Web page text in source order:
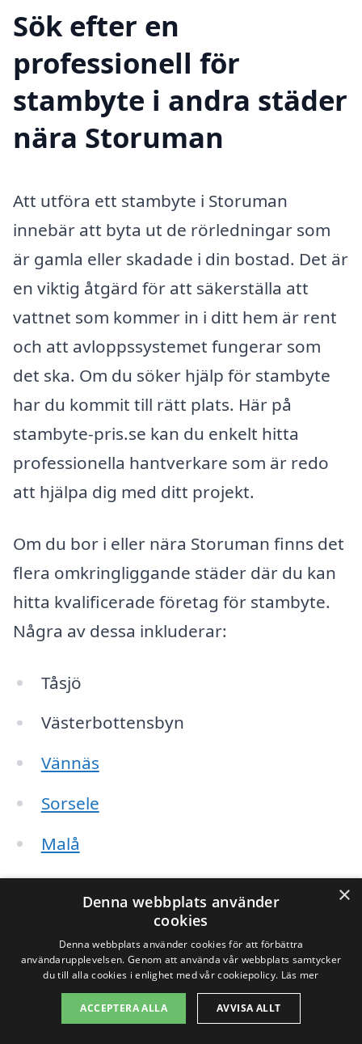
Sök efter en
professionell för
stambyte i andra städer
nära Storuman
Att utföra ett stambyte i Storuman
innebär att byta ut de rörledningar som
är gamla eller skadade i din bostad. Det är
en viktig åtgärd för att säkerställa att
vattnet som kommer in i ditt hem är rent
och att avloppssystemet fungerar som
det ska. Om du söker hjälp för stambyte
har du kommit till rätt plats. Här på
stambyte-pris.se kan du enkelt hitta
professionella hantverkare som är redo
att hjälpa dig med ditt projekt.
Om du bor i eller nära Storuman finns det
flera omkringliggande städer där du kan
hitta kvalificerade företag för stambyte.
Några av dessa inkluderar:
Tåsjö
Västerbottensbyn
Vännäs
Sorsele
Malå
Bjurholm
Lycksele
Åsele
×
Denna webbplats använder
cookies
Denna webbplats använder cookies för att förbättra
användarupplevelsen. Genom att använda vår webbplats samtycker
du till alla cookies i enlighet med vår cookiepolicy. Läs mer
ACCEPTERA ALLA AVVISA ALLT